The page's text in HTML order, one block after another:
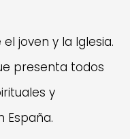
joven y la Iglesia.
presenta todos
y
España.